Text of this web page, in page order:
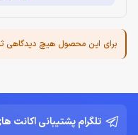
برای این محصول هیچ دیدگاهی
تلگرام پشتیبانی اکانت